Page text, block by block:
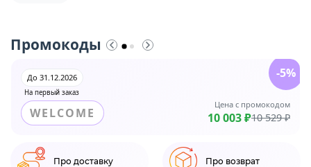
Промокоды
На первый заказ
До 31.12.2026
WELCOME
Цена с промокодом
10 003 ₽10 529 ₽
-5%
Про доставку Про возврат